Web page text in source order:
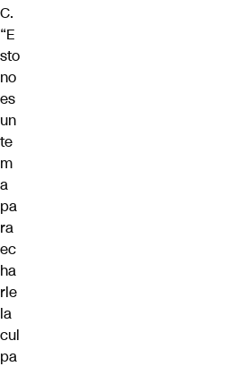
C.
“E
sto
no
es
un
te
m
a
pa
ra
ec
ha
rle
la
cul
pa